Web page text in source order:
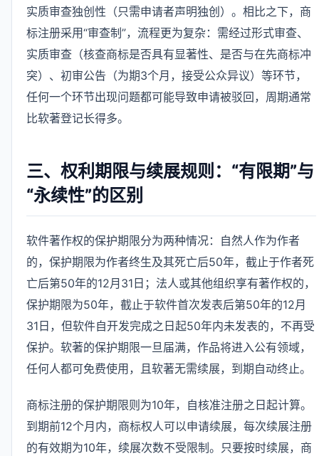
实质审查独创性（只需申请者声明独创）。相比之下，商
标注册采用“审查制”，流程更为复杂：需经过形式审查、
实质审查（核查商标是否具有显著性、是否与在先商标冲
突）、初审公告（为期3个月，接受公众异议）等环节，
任何一个环节出现问题都可能导致申请被驳回，周期通常
比软著登记长得多。
三、权利期限与续展规则：“有限期”与
“永续性”的区别
软件著作权的保护期限分为两种情况：自然人作为作者
的，保护期限为作者终生及其死亡后50年，截止于作者死
亡后第50年的12月31日；法人或其他组织享有著作权的，
保护期限为50年，截止于软件首次发表后第50年的12月
31日，但软件自开发完成之日起50年内未发表的，不再受
保护。软著的保护期限一旦届满，作品将进入公有领域，
任何人都可免费使用，且软著无需续展，到期自动终止。
商标注册的保护期限则为10年，自核准注册之日起计算。
到期前12个月内，商标权人可以申请续展，每次续展注册
的有效期为10年，续展次数不受限制。只要按时续展，商